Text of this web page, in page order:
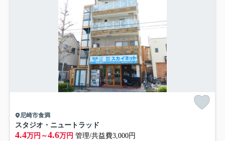
尼崎市食満
スタジオ・ニュートラッド
4.4万円～4.6万円 管理/共益費3,000円